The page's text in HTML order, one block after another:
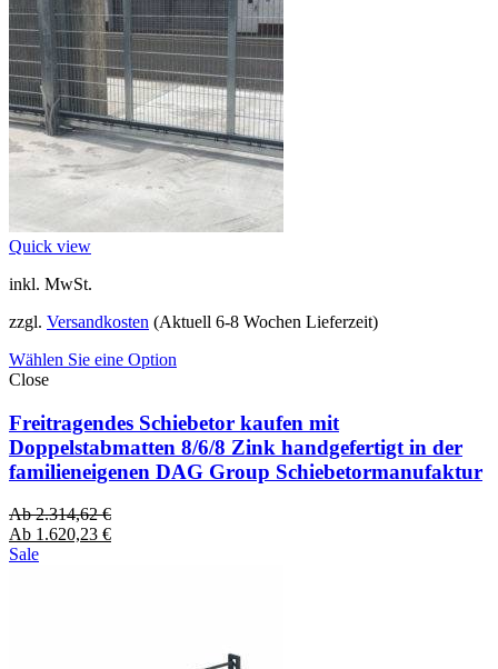
Quick view
inkl. MwSt.
zzgl. Versandkosten (Aktuell 6-8 Wochen Lieferzeit)
Wählen Sie eine Option
Close
Freitragendes Schiebetor kaufen mit
Doppelstabmatten 8/6/8 Zink handgefertigt in der
familieneigenen DAG Group Schiebetormanufaktur
Ab2.314,62€
Ab 1.620,23 €
Sale